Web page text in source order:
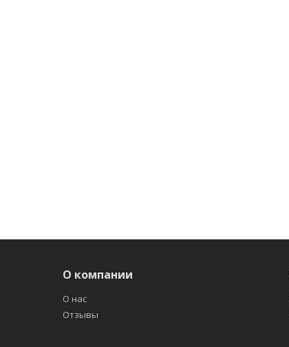
О компании
О нас
Отзывы